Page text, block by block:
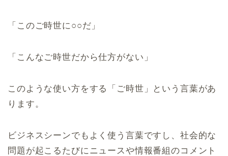
「このご時世に○○だ」
「こんなご時世だから仕方がない」
このような使い方をする「ご時世」という言葉があ
ります。
ビジネスシーンでもよく使う言葉ですし、社会的な
問題が起こるたびにニュースや情報番組のコメント